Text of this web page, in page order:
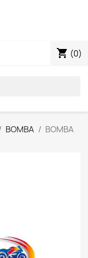
shopping_cart (0)
BOMBA
BOMBA